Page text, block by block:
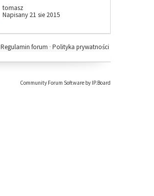
tomasz
Napisany 21 sie 2015
Polityka prywatności
Regulamin forum ·
Community Forum Software by IP.Board